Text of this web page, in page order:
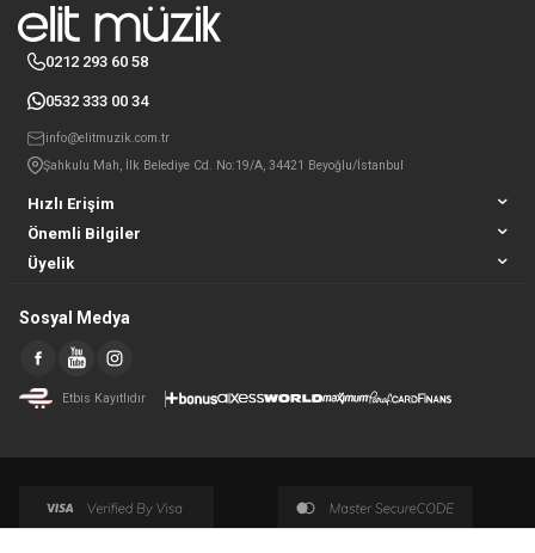
Hızlı Erişim
Önemli Bilgiler
Üyelik
0212 293 60 58
0532 333 00 34
info@elitmuzik.com.tr
Şahkulu Mah, İlk Belediye Cd. No:19/A, 34421 Beyoğlu/İstanbul
Sosyal Medya
Etbis Kayıtlıdır